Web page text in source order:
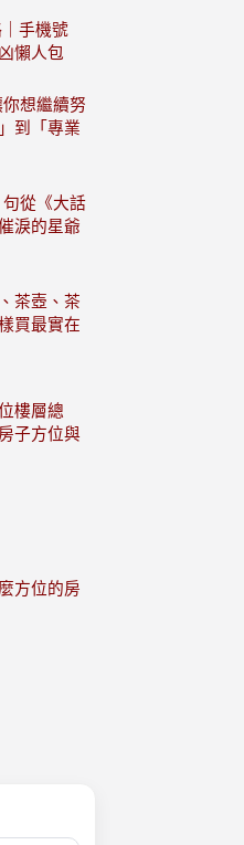
手機號
懶人包
想繼續努
到「專業
從《大話
淚的星爺
茶壺、茶
買最實在
樓層總
子方位與
方位的房